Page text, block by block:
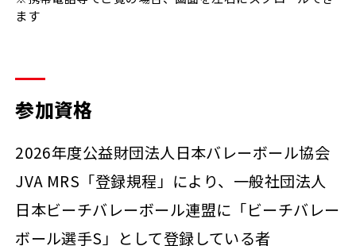
ます
参加資格
2026年度公益財団法人日本バレーボール協会
JVA MRS「登録規程」により、一般社団法人
日本ビーチバレーボール連盟に「ビーチバレー
ボール選手S」として登録している者